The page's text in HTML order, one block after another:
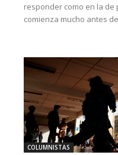
responder como en la
comienza mucho antes
COLUMNISTAS